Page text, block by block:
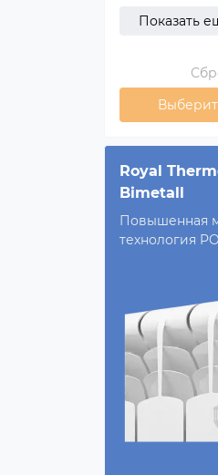
Показать
Royal
Bimetall
Повышенная
технология